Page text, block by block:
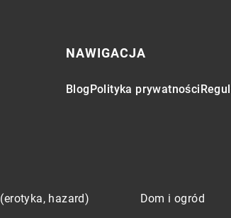
NAWIGACJA
BlogPolityka prywatności
hazard) Dom i ogród